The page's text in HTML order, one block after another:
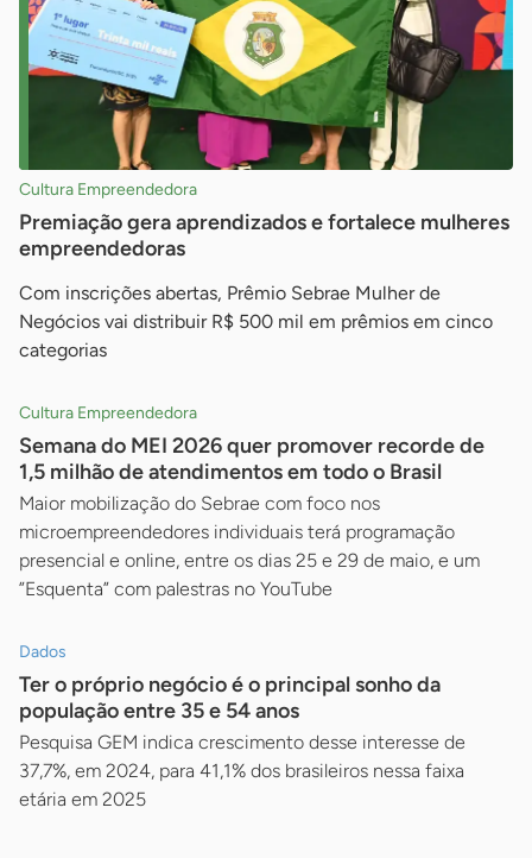
Cultura Empreendedora
Premiação gera aprendizados e fortalece mulheres
empreendedoras
Com inscrições abertas, Prêmio Sebrae Mulher de
Negócios vai distribuir R$ 500 mil em prêmios em cinco
categorias
Cultura Empreendedora
Semana do MEI 2026 quer promover recorde de
1,5 milhão de atendimentos em todo o Brasil
Maior mobilização do Sebrae com foco nos
microempreendedores individuais terá programação
presencial e online, entre os dias 25 e 29 de maio, e um
”Esquenta” com palestras no YouTube
Dados
Ter o próprio negócio é o principal sonho da
população entre 35 e 54 anos
Pesquisa GEM indica crescimento desse interesse de
37,7%, em 2024, para 41,1% dos brasileiros nessa faixa
etária em 2025